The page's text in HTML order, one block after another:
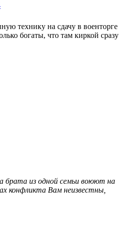
технику на сдачу в военторге
богаты, что там киркой сразу
брата из одной семьи воюют на
конфликта Вам неизвестны,